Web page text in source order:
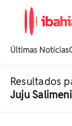
noticias e
Últimas Notícias
Resultados
Juju